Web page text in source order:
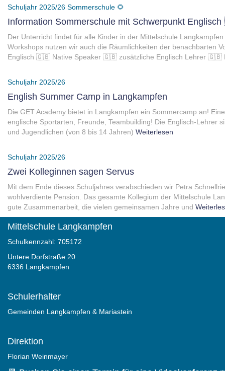
Schuljahr 2025/26 Sommerschule 🌻
Information Sommerschule mit Schwerpunkt
Der Unterricht findet für alle Kinder in der Mittelschule
Workshops nutzen wir auch die Räumlichkeiten der benachbarten
Englisch 🇬🇧 Native Speaker 🇬🇧 zusätzliche Englisch Lehrer 🇬🇧
Schuljahr 2025/26
English Summer Camp in Langkampfen
Die GET Academy bietet in Langkampfen ein Sommercamp an!
englische Sportarten, Freunde, Teambuilding! Die Englisch-Lehrer
und Jugendlichen (von 8 bis 14 Jahren) Weiterlesen
Schuljahr 2025/26
Zwei Kolleginnen sagen Servus
Mit dem Ende dieses Schuljahres verabschieden wir Petra
wohlverdiente Pension. Das gesamte Kollegium der Mittelschule
gute Zusammenarbeit, die vielen gemeinsamen Jahre und
Mittelschule Langkampfen
Schulkennzahl: 705172
Untere Dorfstraße 20
6336 Langkampfen
Schulerhalter
Gemeinden Langkampfen & Mariastein
Direktion
Florian Weinmayer